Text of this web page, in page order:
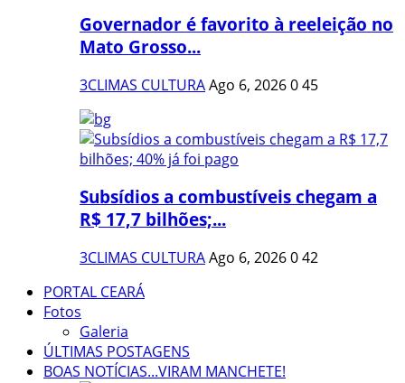
Governador é favorito à reeleição no
Mato Grosso...
3CLIMAS CULTURAAgo 6, 2026045
Subsídios a combustíveis chegam a
R$ 17,7 bilhões;...
3CLIMAS CULTURAAgo 6, 2026042
PORTAL CEARÁ
Fotos
Galeria
ÚLTIMAS POSTAGENS
BOAS NOTÍCIAS...VIRAM MANCHETE!